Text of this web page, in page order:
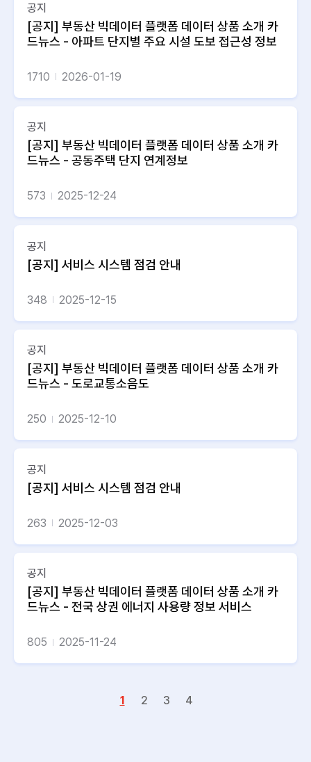
공지
[공지] 부동산 빅데이터 플랫폼 데이터 상품 소개 카
드뉴스 - 아파트 단지별 주요 시설 도보 접근성 정보
1710 2026-01-19
공지
[공지] 부동산 빅데이터 플랫폼 데이터 상품 소개 카
드뉴스 - 공동주택 단지 연계정보
573 2025-12-24
공지
[공지] 서비스 시스템 점검 안내
348 2025-12-15
공지
[공지] 부동산 빅데이터 플랫폼 데이터 상품 소개 카
드뉴스 - 도로교통소음도
250 2025-12-10
공지
[공지] 서비스 시스템 점검 안내
263 2025-12-03
공지
[공지] 부동산 빅데이터 플랫폼 데이터 상품 소개 카
드뉴스 - 전국 상권 에너지 사용량 정보 서비스
805 2025-11-24
1 2 3 4